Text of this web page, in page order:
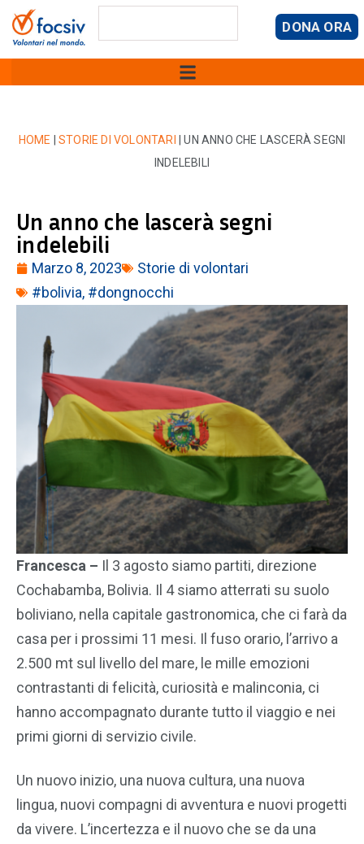
DONA ORA
HOME STORIE DI VOLONTARI |UN ANNO CHE LASCERÀ SEGNI
INDELEBILI
Un anno che lascerà segni
indelebili
Marzo 8, 2023
Storie di volontari
#bolivia, #dongnocchi
Francesca – Il 3 agosto siamo partiti, direzione
Cochabamba, Bolivia. Il 4 siamo atterrati su suolo
boliviano, nella capitale gastronomica, che ci farà da
casa per i prossimi 11 mesi. Il fuso orario, l’arrivo a
2.500 mt sul livello del mare, le mille emozioni
contrastanti di felicità, curiosità e malinconia, ci
hanno accompagnato durante tutto il viaggio e nei
primi giorni di servizio civile.
Un nuovo inizio, una nuova cultura, una nuova
lingua, nuovi compagni di avventura e nuovi progetti
da vivere. L’incertezza e il nuovo che se da una